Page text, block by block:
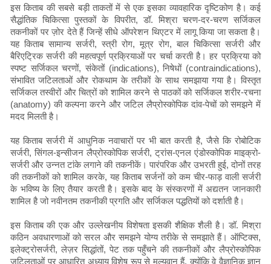
इस किताब की सबसे बड़ी ताकतों में से एक इसका व्यावहारिक दृष्टिकोण है। कई
सैद्धांतिक चिकित्सा पुस्तकों के विपरीत, डॉ. मिश्रा चरण-दर-चरण सर्जिकल
तकनीकों पर ज़ोर देते हैं जिन्हें सीधे ऑपरेशन थिएटर में लागू किया जा सकता है।
यह किताब सामान्य सर्जरी, स्त्री रोग, मूत्र रोग, बाल चिकित्सा सर्जरी और
बैरिएट्रिक सर्जरी की महत्वपूर्ण प्रक्रियाओं पर चर्चा करती है। हर प्रक्रिया को
स्पष्ट सर्जिकल चरणों, संकेतों (indications), निषेधों (contraindications),
संभावित जटिलताओं और रोकथाम के तरीकों के साथ समझाया गया है। विस्तृत
सर्जिकल तस्वीरों और चित्रों को शामिल करने से पाठकों को सर्जिकल शरीर-रचना
(anatomy) की कल्पना करने और जटिल लैप्रोस्कोपिक दांव-पेचों को समझने में
मदद मिलती है।
यह किताब सर्जरी में आधुनिक नवाचारों पर भी बात करती है, जैसे कि रोबोटिक
सर्जरी, सिंगल-इन्सीजन लैप्रोस्कोपिक सर्जरी, ट्रांस-एनल एंडोस्कोपिक माइक्रो-
सर्जरी और उन्नत टांके लगाने की तकनीकें। पारंपरिक और उभरती हुई, दोनों तरह
की तकनीकों को शामिल करके, यह किताब सर्जनों को कम चीर-फाड़ वाली सर्जरी
के भविष्य के लिए तैयार करती है। इसके बाद के संस्करणों में अद्यतन जानकारी
शामिल है जो नवीनतम तकनीकी प्रगति और सर्जिकल पद्धतियों को दर्शाती है।
इस किताब की एक और उल्लेखनीय विशेषता इसकी शैक्षिक शैली है। डॉ. मिश्रा
कठिन अवधारणाओं को सरल और समझने योग्य तरीके से समझाते हैं। ऑप्टिक्स,
इलेक्ट्रोसर्जरी, लेज़र सिद्धांतों, पेट तक पहुँचने की तकनीकों और लैप्रोस्कोपिक
जटिलताओं पर आधारित अध्याय विशेष रूप से मूल्यवान हैं, क्योंकि वे वैज्ञानिक ज्ञान